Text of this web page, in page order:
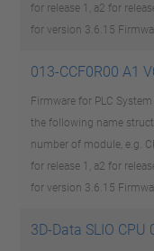
for release 1, a2 for
for version 3.6.15
013-CCF0R00 A1
Firmware for PLC
the following name
number of module, e.g.
for release 1, a2 for
for version 3.6.15
3D-Data SLIO CPU